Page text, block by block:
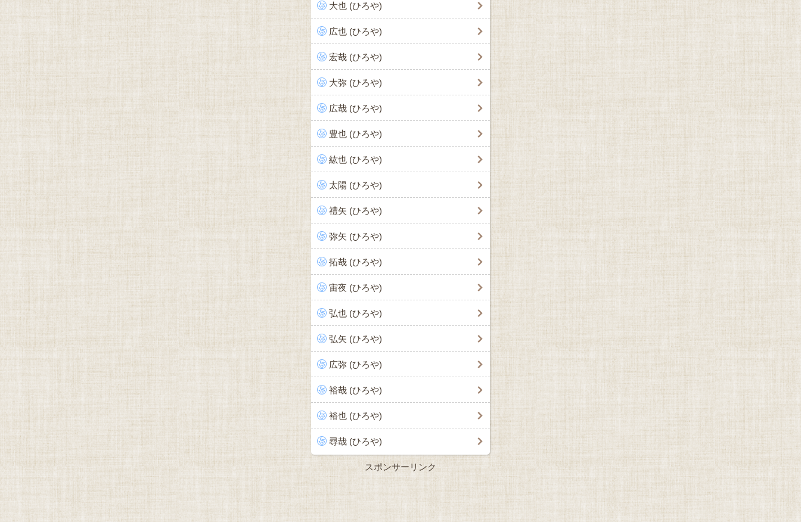
大也 (ひろや)
広也 (ひろや)
宏哉 (ひろや)
大弥 (ひろや)
広哉 (ひろや)
豊也 (ひろや)
紘也 (ひろや)
太陽 (ひろや)
禮矢 (ひろや)
弥矢 (ひろや)
拓哉 (ひろや)
宙夜 (ひろや)
弘也 (ひろや)
弘矢 (ひろや)
広弥 (ひろや)
裕哉 (ひろや)
裕也 (ひろや)
尋哉 (ひろや)
スポンサーリンク